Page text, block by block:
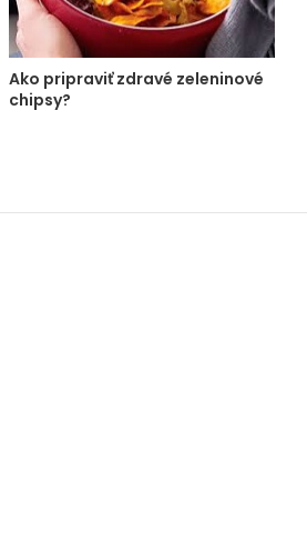
Ako pripraviť zdravé zeleninové
chipsy?